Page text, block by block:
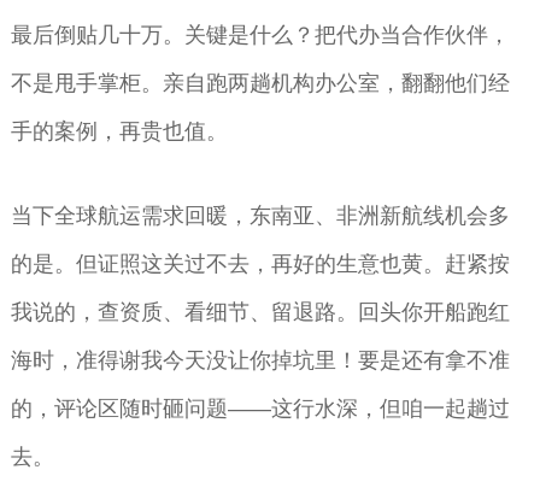
最后倒贴几十万。关键是什么？把代办当合作伙伴，
不是甩手掌柜。亲自跑两趟机构办公室，翻翻他们经
手的案例，再贵也值。
当下全球航运需求回暖，东南亚、非洲新航线机会多
的是。但证照这关过不去，再好的生意也黄。赶紧按
我说的，查资质、看细节、留退路。回头你开船跑红
海时，准得谢我今天没让你掉坑里！要是还有拿不准
的，评论区随时砸问题——这行水深，但咱一起趟过
去。